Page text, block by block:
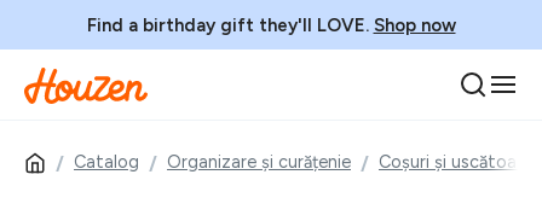
Find a birthday gift they'll LOVE. Shop now
Catalog Organizare și curățenie Coșuri și